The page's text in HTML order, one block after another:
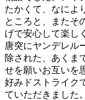
たかくて、なによ
ところと、またそ
げで安心して楽し
唐突にヤンデレル
除された、あくま
せを願いお互いを
好みドストライク
ていただきました。